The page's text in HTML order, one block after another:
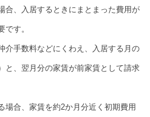
合、入居するときにまとまった費用が
す。
介手数料などにくわえ、入居する月の
と、翌月分の家賃が前家賃として請求
場合、家賃を約2か月分近く初期費用